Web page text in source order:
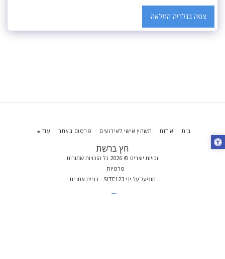
צפה בגלריה המלאה
חץ ברשת
זכויות יוצרים © 2026 כל הזכויות שמורות
פרטיות
מופעל על-ידיSITE123
- בניית אתרים
בית אודות תשחץ אישי לאירועים פרסום באתר עוד